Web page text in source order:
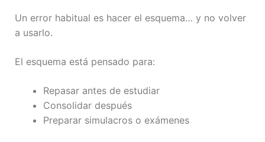
Un error habitual es hacer el esquema… y no volver
a usarlo.
El esquema está pensado para:
Repasar antes de estudiar
Consolidar después
Preparar simulacros o exámenes